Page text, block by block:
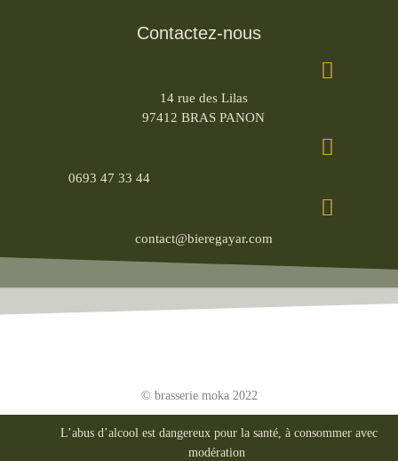
Contactez-nous
14 rue des Lilas
97412 BRAS PANON
0693 47 33 44
contact@bieregayar.com
© brasserie moka 2022
L’abus d’alcool est dangereux pour la santé, à consommer avec
modération